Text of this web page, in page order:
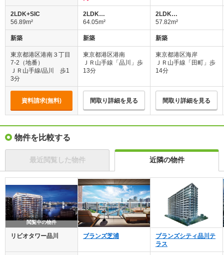
2LDK+SIC
56.89m²
新築
東京都港区港南３丁目
7-2（地番）
ＪＲ山手線/品川 歩1
3分
資料請求(無料)
2LDK…
64.05m²
新築
東京都港区港南
ＪＲ山手線「品川」歩
13分
間取り詳細を見る
2LDK…
57.82m²
新築
東京都港区海岸
ＪＲ山手線「田町」歩
14分
間取り詳細を見る
物件を比較する
最近閲覧した物件 近隣の物件
閲覧中の物件
リビオタワー品川 ブランズ芝浦
ブランズシティ品川テ
ラス